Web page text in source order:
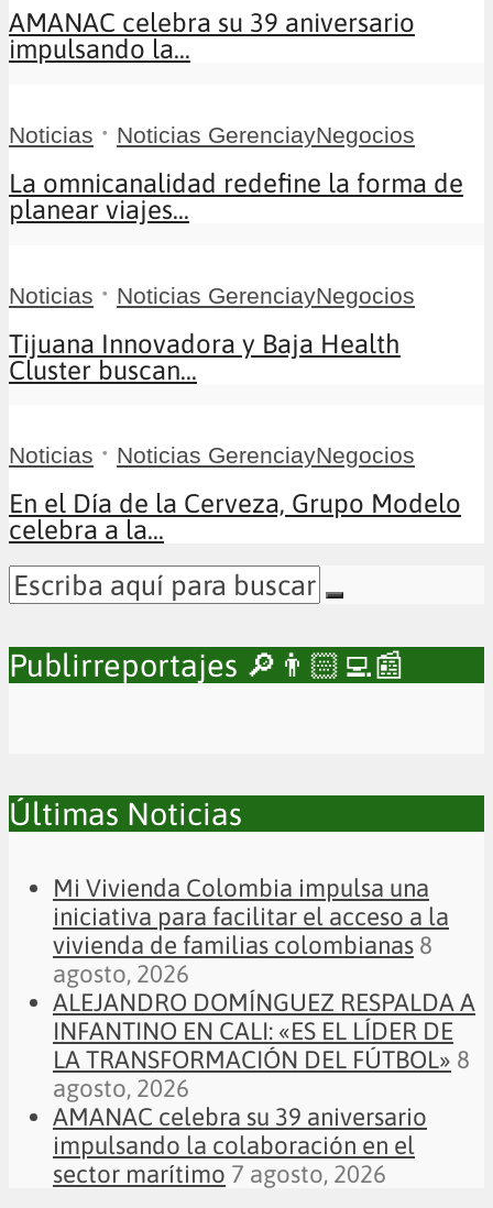
AMANAC celebra su 39 aniversario
impulsando la...
Noticias • Noticias GerenciayNegocios
La omnicanalidad redefine la forma de
planear viajes...
Noticias • Noticias GerenciayNegocios
Tijuana Innovadora y Baja Health
Cluster buscan...
Noticias • Noticias GerenciayNegocios
En el Día de la Cerveza, Grupo Modelo
celebra a la...
Publirreportajes 🔎👨🏻‍💻📰
Últimas Noticias
Mi Vivienda Colombia impulsa una
iniciativa para facilitar el acceso a la
vivienda de familias colombianas 8
agosto, 2026
ALEJANDRO DOMÍNGUEZ RESPALDA A
INFANTINO EN CALI: «ES EL LÍDER DE
LA TRANSFORMACIÓN DEL FÚTBOL» 8
agosto, 2026
AMANAC celebra su 39 aniversario
impulsando la colaboración en el
sector marítimo 7 agosto, 2026